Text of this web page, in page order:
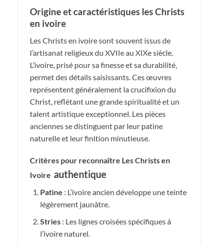
Origine et caractéristiques les Christs
en ivoire
Les Christs en ivoire sont souvent issus de
l’artisanat religieux du XVIIe au XIXe siècle.
L’ivoire, prisé pour sa finesse et sa durabilité,
permet des détails saisissants. Ces œuvres
représentent généralement la crucifixion du
Christ, reflétant une grande spiritualité et un
talent artistique exceptionnel. Les pièces
anciennes se distinguent par leur patine
naturelle et leur finition minutieuse.
Critères pour reconnaître Les Christs en
Ivoireauthentique
Patine : L’ivoire ancien développe une teinte
légèrement jaunâtre.
Stries : Les lignes croisées spécifiques à
l’ivoire naturel.